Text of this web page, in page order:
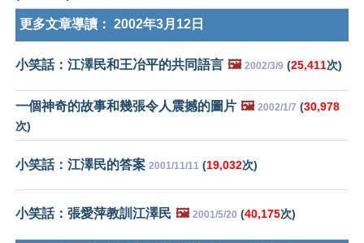
更多文章導讀： 2002年3月12日
小笑話：江澤民和王冶平的共同語言 🖼️ 2002/3/9 (25,411次)
一個神奇的故事和幾張令人震撼的圖片 🖼️ 2002/1/7 (30,978
次)
小笑話：江澤民的答案 2001/11/11 (19,032次)
小笑話：張愛萍教訓江澤民 🖼️ 2001/5/20 (40,175次)